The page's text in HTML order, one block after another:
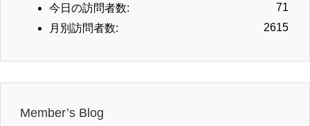
71
今日の訪問者数:
2615
月別訪問者数:
Member’s Blog